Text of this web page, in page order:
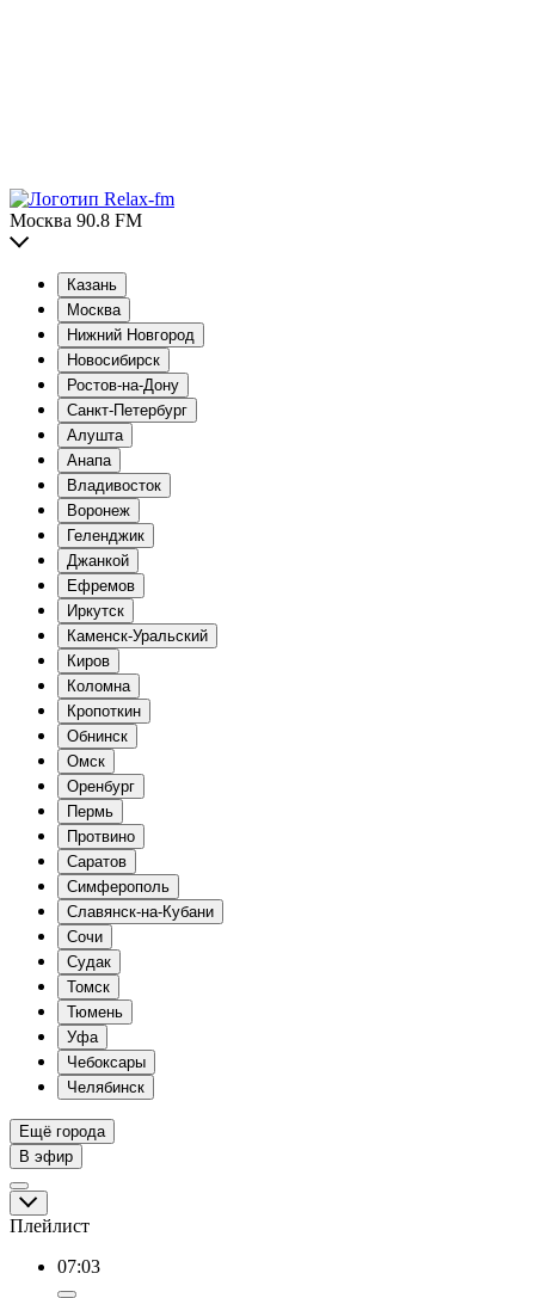
Москва 90.8 FM
Казань
Москва
Нижний Новгород
Новосибирск
Ростов-на-Дону
Санкт-Петербург
Алушта
Анапа
Владивосток
Воронеж
Геленджик
Джанкой
Ефремов
Иркутск
Каменск-Уральский
Киров
Коломна
Кропоткин
Обнинск
Омск
Оренбург
Пермь
Протвино
Саратов
Симферополь
Славянск-на-Кубани
Сочи
Судак
Томск
Тюмень
Уфа
Чебоксары
Челябинск
Ещё города
В эфир
Плейлист
07:03